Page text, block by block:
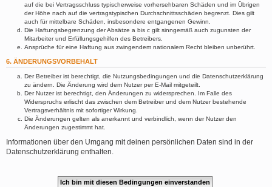
auf die bei Vertragsschluss typischerweise vorhersehbaren Schäden und im Übrigen
der Höhe nach auf die vertragstypischen Durchschnittsschäden begrenzt. Dies gilt
auch für mittelbare Schäden, insbesondere entgangenen Gewinn.
Die Haftungsbegrenzung der Absätze a bis c gilt sinngemäß auch zugunsten der
Mitarbeiter und Erfüllungsgehilfen des Betreibers.
Ansprüche für eine Haftung aus zwingendem nationalem Recht bleiben unberührt.
6. ÄNDERUNGSVORBEHALT
Der Betreiber ist berechtigt, die Nutzungsbedingungen und die Datenschutzerklärung
zu ändern. Die Änderung wird dem Nutzer per E-Mail mitgeteilt.
Der Nutzer ist berechtigt, den Änderungen zu widersprechen. Im Falle des
Widerspruchs erlischt das zwischen dem Betreiber und dem Nutzer bestehende
Vertragsverhältnis mit sofortiger Wirkung.
Die Änderungen gelten als anerkannt und verbindlich, wenn der Nutzer den
Änderungen zugestimmt hat.
Informationen über den Umgang mit deinen persönlichen Daten sind in der
Datenschutzerklärung enthalten.